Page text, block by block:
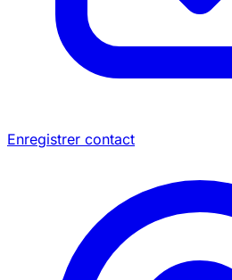
Enregistrer contact